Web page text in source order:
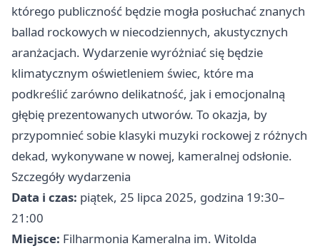
którego publiczność będzie mogła posłuchać znanych
ballad rockowych w niecodziennych, akustycznych
aranżacjach. Wydarzenie wyróżniać się będzie
klimatycznym oświetleniem świec, które ma
podkreślić zarówno delikatność, jak i emocjonalną
głębię prezentowanych utworów. To okazja, by
przypomnieć sobie klasyki muzyki rockowej z różnych
dekad, wykonywane w nowej, kameralnej odsłonie.
Szczegóły wydarzenia
Data i czas: piątek, 25 lipca 2025, godzina 19:30–
21:00
Miejsce: Filharmonia Kameralna im. Witolda